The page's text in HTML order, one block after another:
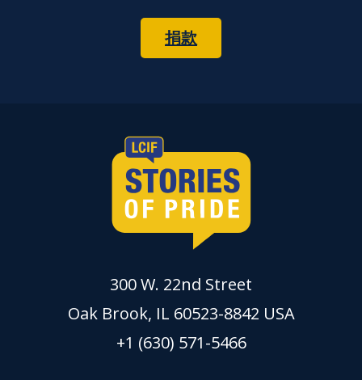
捐款
300 W. 22nd Street
Oak Brook, IL 60523-8842 USA
+1 (630) 571-5466